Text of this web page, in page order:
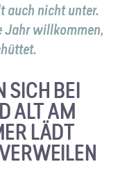
auch nicht unter.
Jahr willkommen,
SICH BEI
ALT AM
LÄDT